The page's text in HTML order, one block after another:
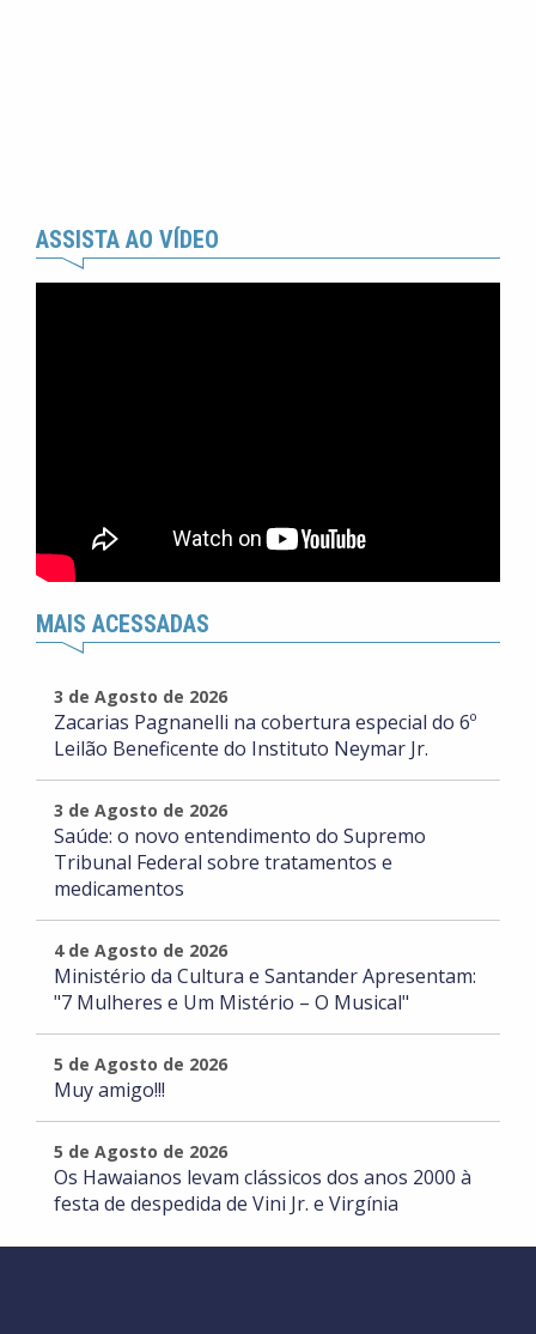
ASSISTA AO VÍDEO
MAIS ACESSADAS
3 de Agosto de 2026
Zacarias Pagnanelli na cobertura especial do 6º
Leilão Beneficente do Instituto Neymar Jr.
3 de Agosto de 2026
Saúde: o novo entendimento do Supremo
Tribunal Federal sobre tratamentos e
medicamentos
4 de Agosto de 2026
Ministério da Cultura e Santander Apresentam:
"7 Mulheres e Um Mistério – O Musical"
5 de Agosto de 2026
Muy amigo!!!
5 de Agosto de 2026
Os Hawaianos levam clássicos dos anos 2000 à
festa de despedida de Vini Jr. e Virgínia